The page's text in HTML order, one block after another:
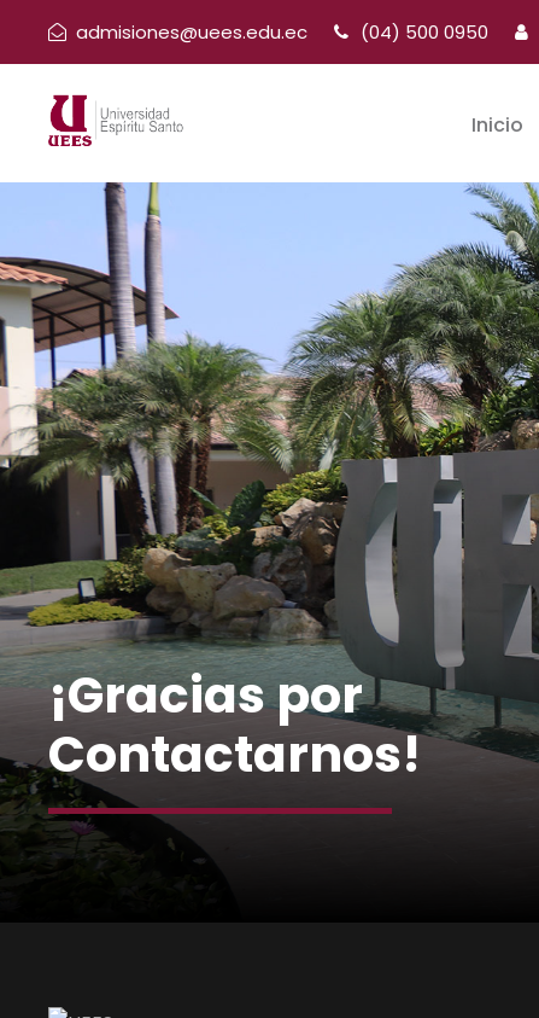
admisiones@uees.edu.ec (04) 500 0950
Inicio
¡Gracias por
Contactarnos!